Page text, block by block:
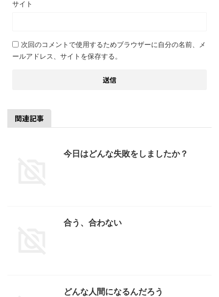
サイト
次回のコメントで使用するためブラウザーに自分の名前、メ
ールアドレス、サイトを保存する。
関連記事
今日はどんな失敗をしましたか？
合う、合わない
どんな人間になるんだろう